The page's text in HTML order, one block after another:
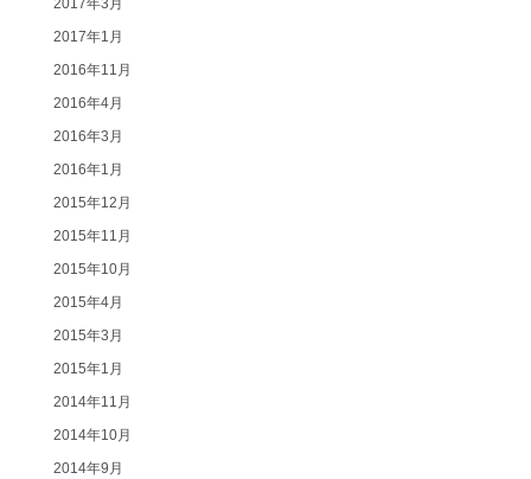
2017年3月
2017年1月
2016年11月
2016年4月
2016年3月
2016年1月
2015年12月
2015年11月
2015年10月
2015年4月
2015年3月
2015年1月
2014年11月
2014年10月
2014年9月